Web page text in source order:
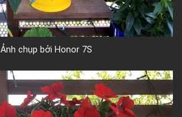
Ảnh chụp bởi Honor 7S